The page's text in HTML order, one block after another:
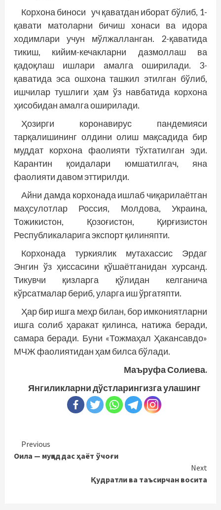
Корхона биноси уч қаватдан иборат бўлиб, 1-
қавати матоларни бичиш хонаси ва идора
ходимлари учун мўлжалланган. 2-қаватида
тикиш, кийим-кечакларни дазмоллаш ва
қадоқлаш ишлари амалга оширилади. 3-
қаватида эса ошхона ташкил этилган бўлиб,
ишчилар тушлиги ҳам ўз навбатида корхона
ҳисобидан амалга оширилади.
Ҳозирги коронавирус пандемияси
тарқалишининг олдини олиш мақсадида бир
муддат корхона фао­лияти тўхтатилган эди.
Карантин қоидалари юмшатилгач, яна
фаолияти давом эттирилди.
Айни дамда корхонада ишлаб чиқарилаётган
маҳсулотлар Россия, Молдова, Украина,
Тожикистон, Қозоғистон, Қирғизистон
Республикаларига экспорт қилиняпти.
Корхонада туркиялик мутахассис Эрдаг
Энгин ўз ҳиссасини қўшаётганидан хурсанд.
Тикувчи қизларга қўлидан келганича
кўрсатмалар бериб, уларга иш ўргатяпти.
Ҳар бир ишга меҳр билан, бор имкониятларни
ишга солиб ҳаракат қилинса, натижа беради,
самара беради. Буни «Тожмаҳал Ҳакансавдо»
МЧЖ фаолиятидан ҳам билса бўлади.
Маъруфа Солиева.
Янгиликларни дўстларингизга улашинг
Continue
Reading
Previous
Оила — муқаддас ҳаёт ўчоғи
Next
Қудратли ва таъсирчан восита